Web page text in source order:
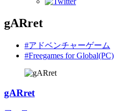
gARret
#アドベンチャーゲーム
#Freegames for Global(PC)
gARret